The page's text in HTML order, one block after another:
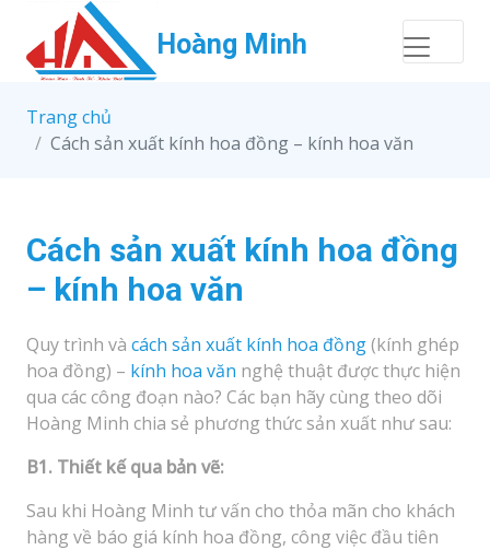
Hoàng Minh
Trang chủ
Cách sản xuất kính hoa đồng – kính hoa văn
Cách sản xuất kính hoa đồng
– kính hoa văn
Quy trình và cách sản xuất kính hoa đồng(kính ghép
hoa đồng) – kính hoa văn nghệ thuật được thực hiện
qua các công đoạn nào? Các bạn hãy cùng theo dõi
Hoàng Minh chia sẻ phương thức sản xuất như sau:
B1. Thiết kế qua bản vẽ:
Sau khi Hoàng Minh tư vấn cho thỏa mãn cho khách
hàng về báo giá kính hoa đồng, công việc đầu tiên